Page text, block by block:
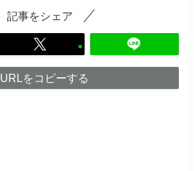
記事をシェア
URLをコピーする